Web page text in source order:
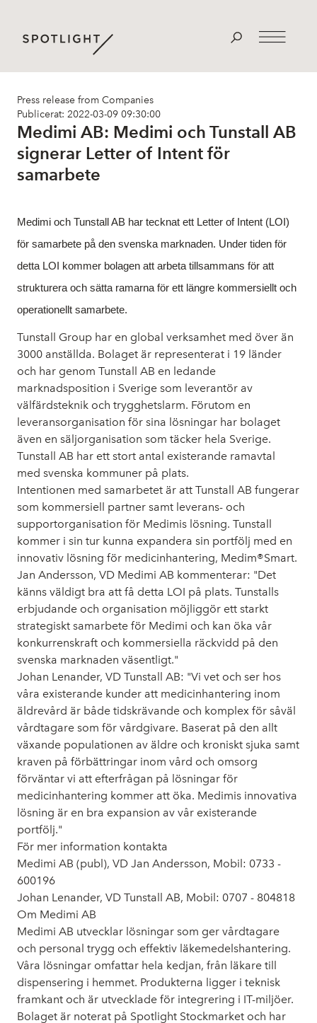
Press release from Companies
Publicerat: 2022-03-09 09:30:00
Medimi AB: Medimi och Tunstall AB
signerar Letter of Intent för
samarbete
Medimi och Tunstall AB har tecknat ett Letter of Intent (LOI)
för samarbete på den svenska marknaden. Under tiden för
detta LOI kommer bolagen att arbeta tillsammans för att
strukturera och sätta ramarna för ett längre kommersiellt och
operationellt samarbete.
Tunstall Group har en global verksamhet med över än
3000 anställda. Bolaget är representerat i 19 länder
och har genom Tunstall AB en ledande
marknadsposition i Sverige som leverantör av
välfärdsteknik och trygghetslarm. Förutom en
leveransorganisation för sina lösningar har bolaget
även en säljorganisation som täcker hela Sverige.
Tunstall AB har ett stort antal existerande ramavtal
med svenska kommuner på plats.
Intentionen med samarbetet är att Tunstall AB fungerar
som kommersiell partner samt leverans- och
supportorganisation för Medimis lösning. Tunstall
kommer i sin tur kunna expandera sin portfölj med en
innovativ lösning för medicinhantering, Medim®Smart.
Jan Andersson, VD Medimi AB kommenterar: "Det
känns väldigt bra att få detta LOI på plats. Tunstalls
erbjudande och organisation möjliggör ett starkt
strategiskt samarbete för Medimi och kan öka vår
konkurrenskraft och kommersiella räckvidd på den
svenska marknaden väsentligt."
Johan Lenander, VD Tunstall AB: "Vi vet och ser hos
våra existerande kunder att medicinhantering inom
äldrevård är både tidskrävande och komplex för såväl
vårdtagare som för vårdgivare. Baserat på den allt
växande populationen av äldre och kroniskt sjuka samt
kraven på förbättringar inom vård och omsorg
förväntar vi att efterfrågan på lösningar för
medicinhantering kommer att öka. Medimis innovativa
lösning är en bra expansion av vår existerande
portfölj."
För mer information kontakta
Medimi AB (publ), VD Jan Andersson, Mobil: 0733 -
600196
Johan Lenander, VD Tunstall AB, Mobil: 0707 - 804818
Om Medimi AB
Medimi AB utvecklar lösningar som ger vårdtagare
och personal trygg och effektiv läkemedelshantering.
Våra lösningar omfattar hela kedjan, från läkare till
dispensering i hemmet. Produkterna ligger i teknisk
framkant och är utvecklade för integrering i IT-miljöer.
Bolaget är noterat på Spotlight Stockmarket och har